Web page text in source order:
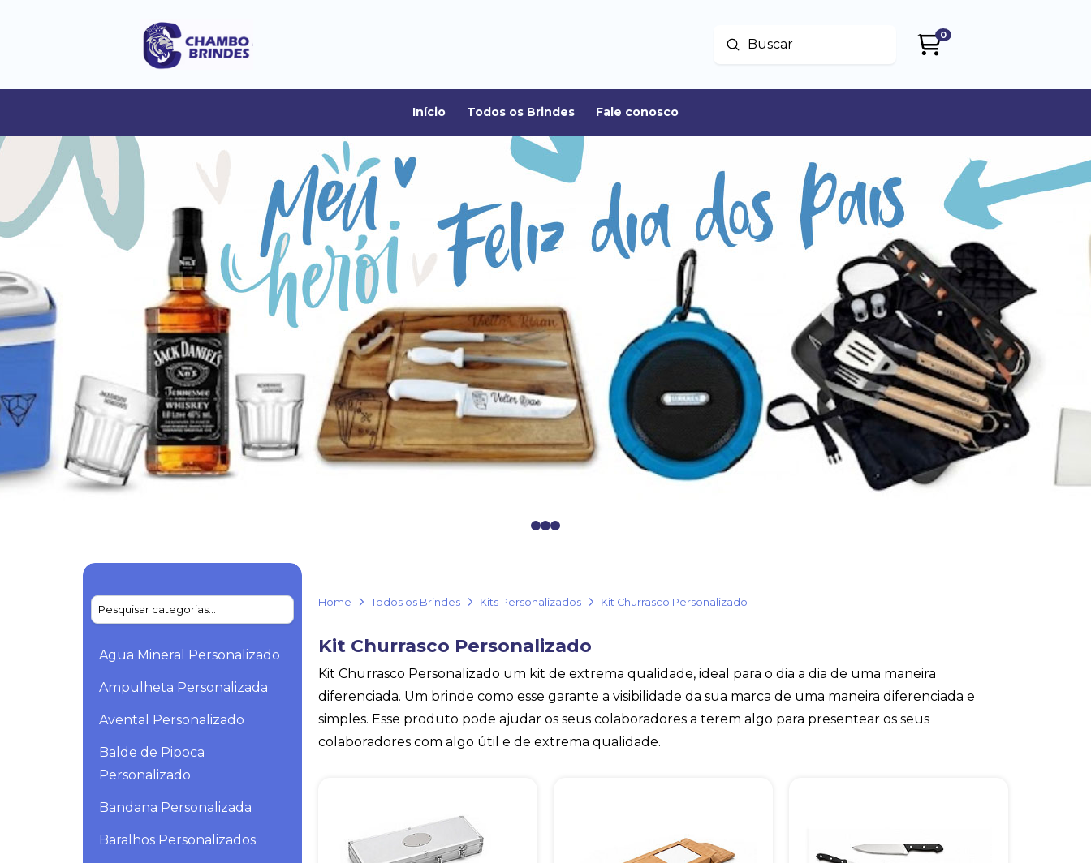
Buscar
Enviar
0
Início Todos os Brindes Fale conosco
01 2
Agua Mineral Personalizado
Ampulheta Personalizada
Avental Personalizado
Balde de Pipoca
Personalizado
Bandana Personalizada
Baralhos Personalizados
Home Todos os Brindes Kits Personalizados Kit Churrasco Personalizado
Kit Churrasco Personalizado
Kit Churrasco Personalizado um kit de extrema qualidade, ideal para o dia a dia de uma maneira
diferenciada. Um brinde como esse garante a visibilidade da sua marca de uma maneira diferenciada e
simples. Esse produto pode ajudar os seus colaboradores a terem algo para presentear os seus
colaboradores com algo útil e de extrema qualidade.